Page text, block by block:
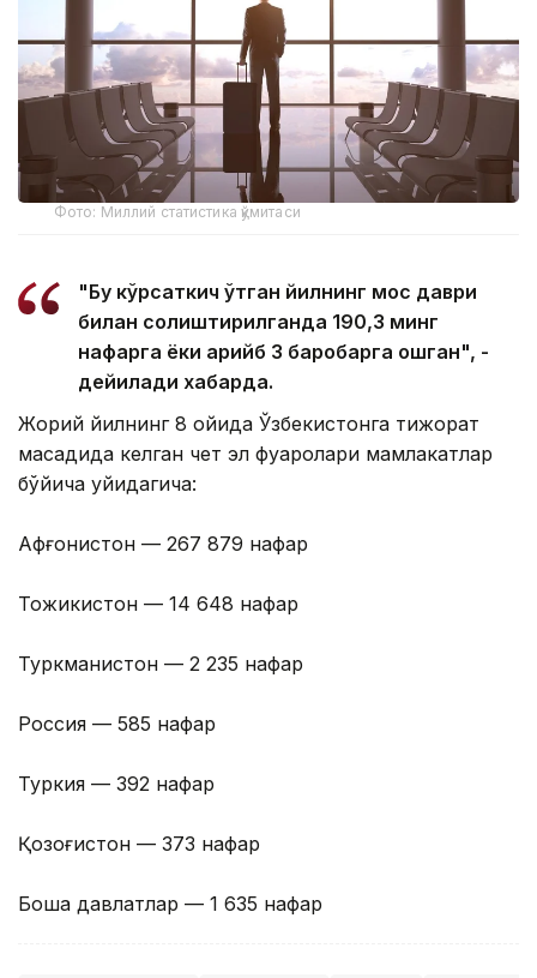
Фото: Миллий статистика қўмитаси
"Бу кўрсаткич ўтган йилнинг мос даври
билан солиштирилганда 190,3 минг
нафарга ёки қарийб 3 баробарга ошган", -
дейилади хабарда.
Жорий йилнинг 8 ойида Ўзбекистонга тижорат
мақсадида келган чет эл фуқаролари мамлакатлар
бўйича қуйидагича:
Афғонистон — 267 879 нафар
Тожикистон — 14 648 нафар
Туркманистон — 2 235 нафар
Россия — 585 нафар
Туркия — 392 нафар
Қозоғистон — 373 нафар
Бошқа давлатлар — 1 635 нафар